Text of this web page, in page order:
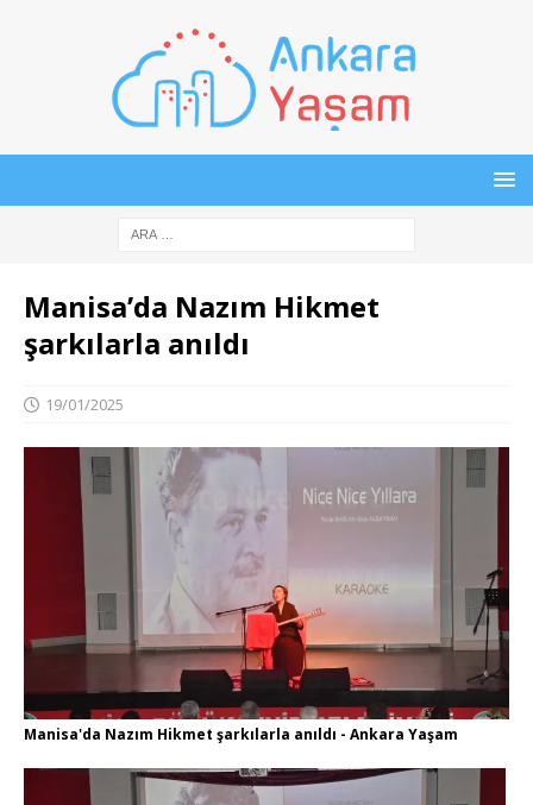
Manisa’da Nazım Hikmet
şarkılarla anıldı
19/01/2025
Manisa'da Nazım Hikmet şarkılarla anıldı - Ankara Yaşam